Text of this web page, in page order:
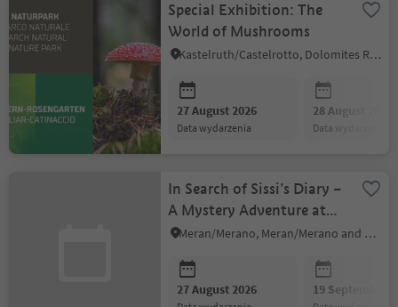
Special Exhibition: The
World of Mushrooms
Kastelruth/Castelrotto, Dolomites Region Seiser Alm
27 August 2026
data wydarzenia
28 August 2026
data wydarzenia
In Search of Sissi’s Diary –
A Mystery Adventure at
the Castle
Meran/Merano, Meran/Merano and environs
27 August 2026 19 September